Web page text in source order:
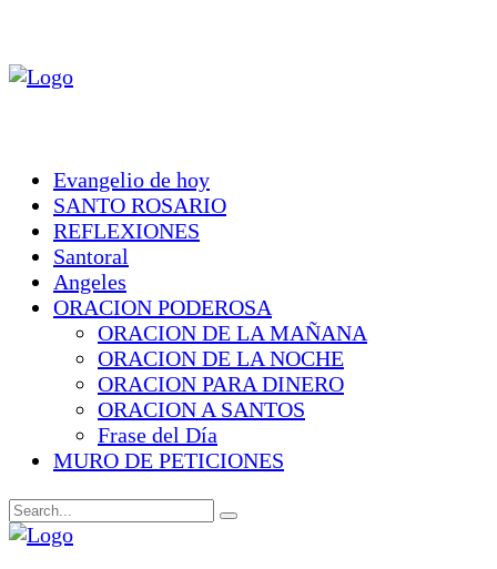
Evangelio de hoy
SANTO ROSARIO
REFLEXIONES
Santoral
Angeles
ORACION PODEROSA
ORACION DE LA MAÑANA
ORACION DE LA NOCHE
ORACION PARA DINERO
ORACION A SANTOS
Frase del Día
MURO DE PETICIONES